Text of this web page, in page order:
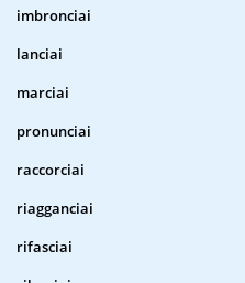
imbronciai
lanciai
marciai
pronunciai
raccorciai
riagganciai
rifasciai